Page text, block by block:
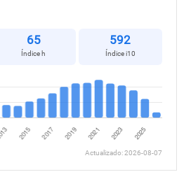
65
Índice h
592
Índice i10
Actualizado: 2026-08-07